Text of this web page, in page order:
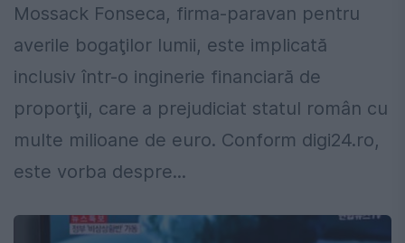
Mossack Fonseca, firma-paravan pentru
averile bogaţilor lumii, este implicată
inclusiv într-o inginerie financiară de
proporţii, care a prejudiciat statul român cu
multe milioane de euro. Conform digi24.ro,
este vorba despre...